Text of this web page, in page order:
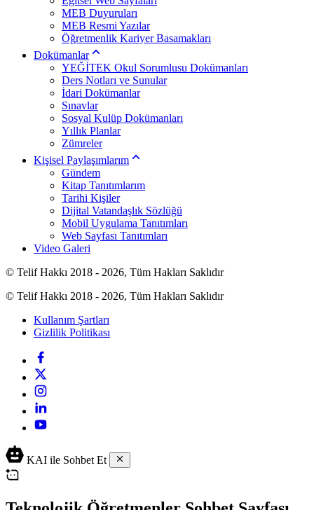
MEB Duyuruları
MEB Resmi Yazılar
Öğretmenlik Kariyer Basamakları
Dokümanlar
YEĞİTEK Okul Sorumlusu Dokümanları
Ders Notları ve Sunular
İdari Dokümanlar
Sınavlar
Sosyal Kulüp Dokümanları
Yıllık Planlar
Zümreler
Kişisel Paylaşımlarım
Gündem
Kitap Tanıtımlarım
Tarihi Kişiler
Dijital Vatandaşlık Sözlüğü
Mobil Uygulama Tanıtımları
Web Sayfası Tanıtımları
Video Galeri
© Telif Hakkı 2018 - 2026, Tüm Hakları Saklıdır
© Telif Hakkı 2018 - 2026, Tüm Hakları Saklıdır
Kullanım Şartları
Gizlilik Politikası
KAI ile Sohbet Et